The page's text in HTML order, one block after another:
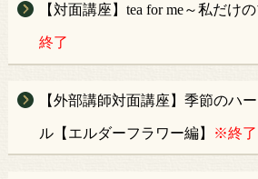
【対面講座】tea for me～私だけ
終了
【外部講師対面講座】季節のハ
ル【エルダーフラワー編】 ※終了